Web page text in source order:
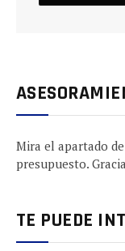
Mira el apartado de
presupuesto.
TE PUEDE